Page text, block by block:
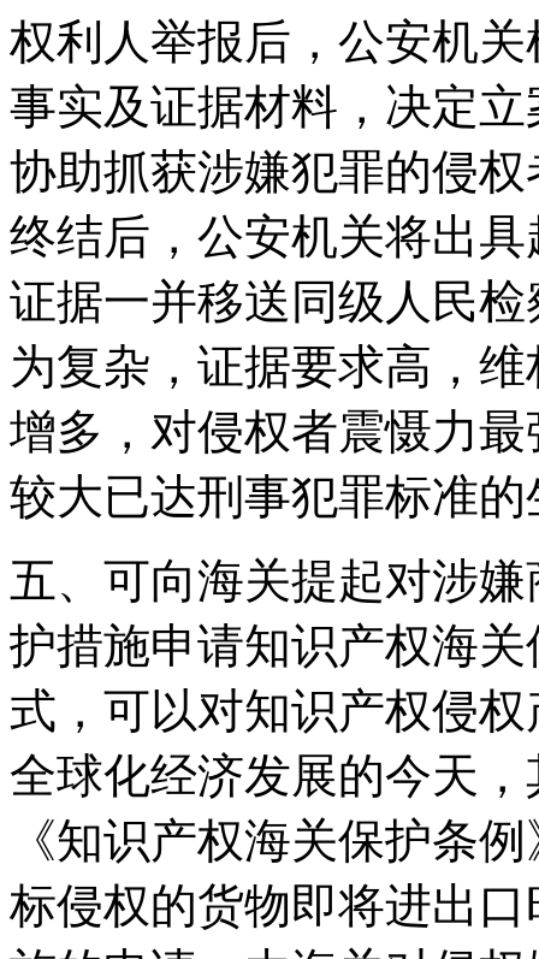
权利人举报后，公安机
事实及证据材料，决定
协助抓获涉嫌犯罪的侵
终结后，公安机关将出
证据一并移送同级人民
为复杂，证据要求高，
增多，对侵权者震慑力
较大已达刑事犯罪标准
五、可向海关提起对涉
护措施申请知识产权海
式，可以对知识产权侵
全球化经济发展的今天
《知识产权海关保护条
标侵权的货物即将进出